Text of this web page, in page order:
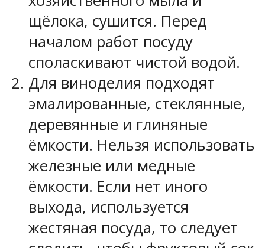
щёлока, сушится. Перед
началом работ посуду
споласкивают чистой водой.
Для виноделия подходят
эмалированные, стеклянные,
деревянные и глиняные
ёмкости. Нельзя использовать
железные или медные
ёмкости. Если нет иного
выхода, используется
жестяная посуда, то следует